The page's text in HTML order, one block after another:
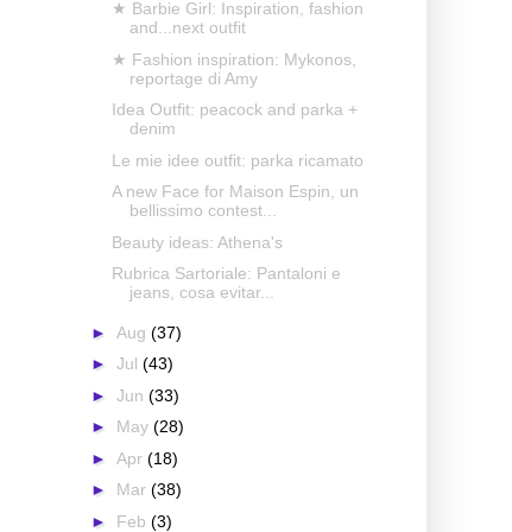
★ Barbie Girl: Inspiration, fashion
and...next outfit
★ Fashion inspiration: Mykonos,
reportage di Amy
Idea Outfit: peacock and parka +
denim
Le mie idee outfit: parka ricamato
A new Face for Maison Espin, un
bellissimo contest...
Beauty ideas: Athena's
Rubrica Sartoriale: Pantaloni e
jeans, cosa evitar...
► Aug (37)
► Jul (43)
► Jun (33)
► May (28)
► Apr (18)
► Mar (38)
► Feb (3)